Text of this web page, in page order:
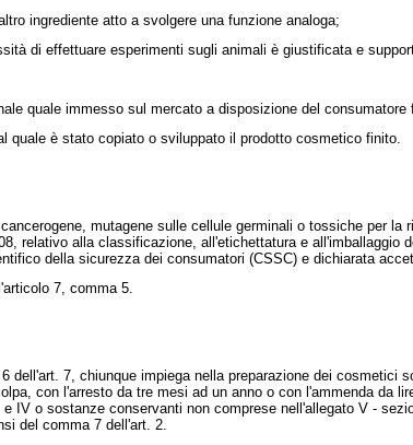
ingrediente atto a svolgere una funzione analoga;
di effettuare esperimenti sugli animali è giustificata e
quale immesso sul mercato a disposizione del consumatore
è stato copiato o sviluppato il prodotto cosmetico finito.
mutagene sulle cellule germinali o tossiche per la
relativo alla classificazione, all'etichettatura e
della sicurezza dei consumatori (CSSC) e dichiarata
7, comma 5.
7, chiunque impiega nella preparazione dei cosmetici
con l'arresto da tre mesi ad un anno o con l'ammenda da
IV o sostanze conservanti non comprese nell'allegato V -
del comma 7 dell'art. 2.